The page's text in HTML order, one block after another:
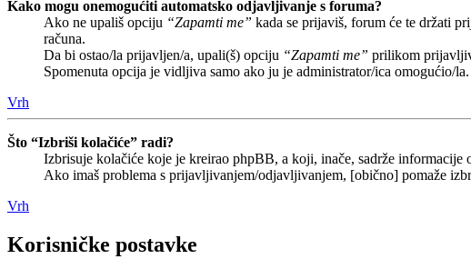
Kako mogu onemogućiti automatsko odjavljivanje s foruma?
Ako ne upališ opciju “Zapamti me” kada se prijaviš, forum će te držati
računa.
Da bi ostao/la prijavljen/a, upali(š) opciju “Zapamti me” prilikom
Spomenuta opcija je vidljiva samo ako ju je administrator/ica omogućio/la.
Vrh
Što “Izbriši kolačiće” radi?
Izbrisuje kolačiće koje je kreirao phpBB, a koji, inače, sadrže
Ako imaš problema s prijavljivanjem/odjavljivanjem, [obično] pomaže
Vrh
Korisničke postavke